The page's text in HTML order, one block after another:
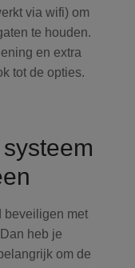
via wifi) om
te houden.
en extra
tot de opties.
beveiligen met
heb je
om de